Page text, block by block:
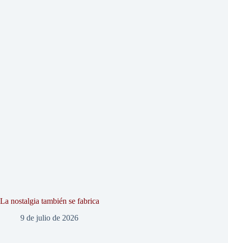
La nostalgia también se fabrica
9 de julio de 2026